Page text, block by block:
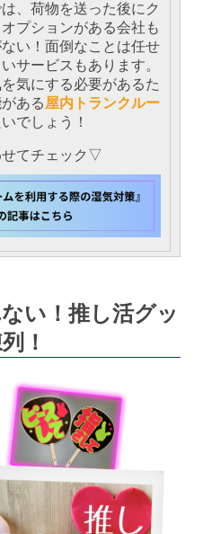
、荷物を送った後にク
プションがある会社も
い！面倒なことは任せ
サービスもあります。
気にする必要があるた
ある屋内トランクルー
でしょう！
てチェック▽
い！推し活グッ
！